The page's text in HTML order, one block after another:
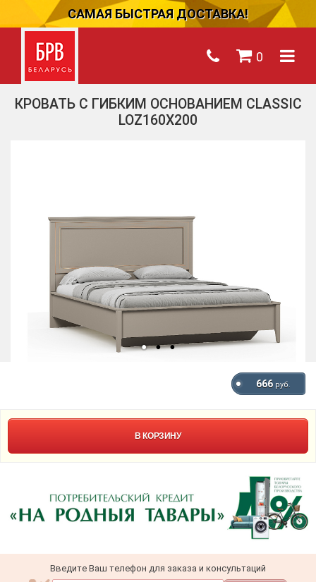
САМАЯ БЫСТРАЯ ДОСТАВКА!
0
КРОВАТЬ C ГИБКИМ ОСНОВАНИЕМ CLASSIC
LOZ160Х200
666 руб.
В КОРЗИНУ
Введите Ваш телефон для заказа и консультаций